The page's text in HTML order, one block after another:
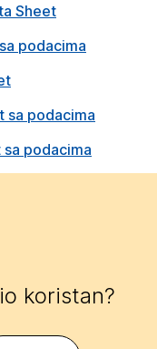
Sheet
podacima
sa podacima
podacima
koristan?